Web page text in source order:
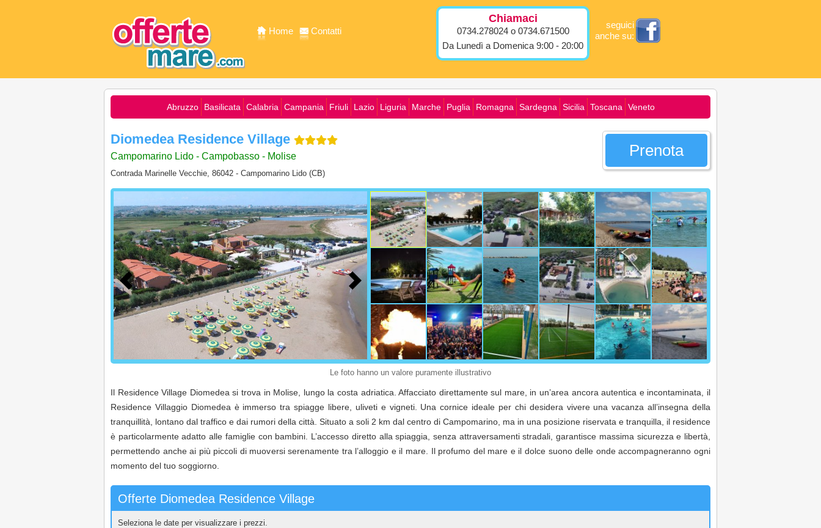
Home Contatti
Chiamaci
0734.278024 o 0734.671500
Da Lunedì a Domenica 9:00 - 20:00
seguici
anche su:
Abruzzo Basilicata Calabria Campania Friuli Lazio Liguria Marche Puglia Romagna Sardegna Sicilia Toscana Veneto
Diomedea Residence Village
Campomarino Lido - Campobasso - Molise
Contrada Marinelle Vecchie, 86042 - Campomarino Lido (CB)
Prenota
Le foto hanno un valore puramente illustrativo
Il Residence Village Diomedea si trova in Molise, lungo la costa adriatica. Affacciato direttamente sul mare, in un’area ancora autentica e incontaminata, il
Residence Villaggio Diomedea è immerso tra spiagge libere, uliveti e vigneti. Una cornice ideale per chi desidera vivere una vacanza all’insegna della
tranquillità, lontano dal traffico e dai rumori della città. Situato a soli 2 km dal centro di Campomarino, ma in una posizione riservata e tranquilla, il residence
è particolarmente adatto alle famiglie con bambini. L’accesso diretto alla spiaggia, senza attraversamenti stradali, garantisce massima sicurezza e libertà,
permettendo anche ai più piccoli di muoversi serenamente tra l’alloggio e il mare. Il profumo del mare e il dolce suono delle onde accompagneranno ogni
momento del tuo soggiorno.
Offerte Diomedea Residence Village
Seleziona le date per visualizzare i prezzi.